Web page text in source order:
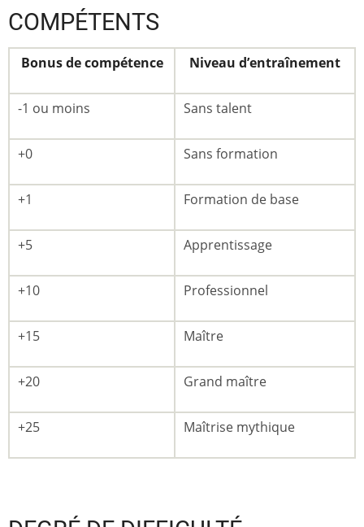
COMPÉTENTS
Bonus de compétence Niveau d’entraînement
-1 ou moins Sans talent
+0 Sans formation
+1 Formation de base
+5 Apprentissage
+10 Professionnel
+15 Maître
+20 Grand maître
+25 Maîtrise mythique